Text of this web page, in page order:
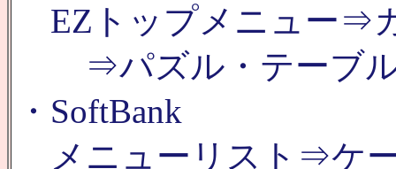
EZトップメニュー⇒
⇒パズル・テーブル
・SoftBank
メニューリスト⇒ケ